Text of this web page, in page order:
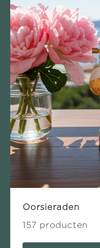
Oorsieraden
157 producten